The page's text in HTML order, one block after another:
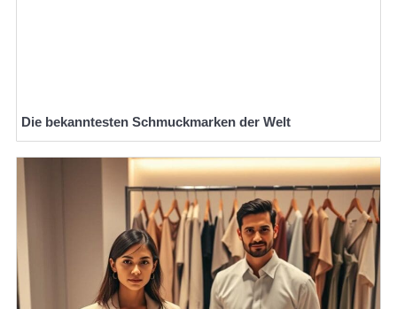
Die bekanntesten Schmuckmarken der Welt